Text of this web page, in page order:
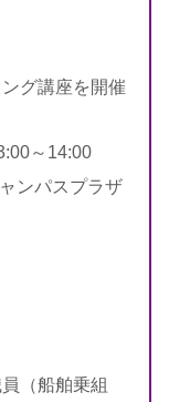
グ講座を開催
～14:00
ンパスプラザ
（船舶乗組